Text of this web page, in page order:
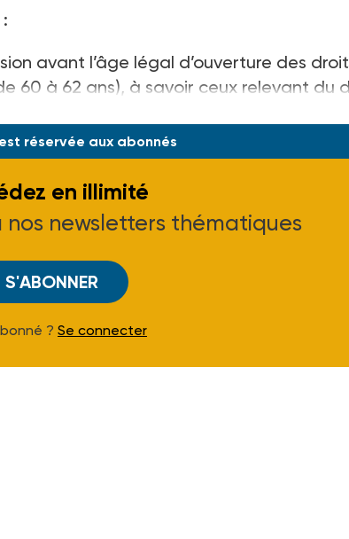
avant l’âge légal d’ouverture des
60 à 62 ans), à savoir ceux relevant du
réservée aux abonnés
en illimité
nos newsletters thématiques
S'ABONNER
? Se connecter